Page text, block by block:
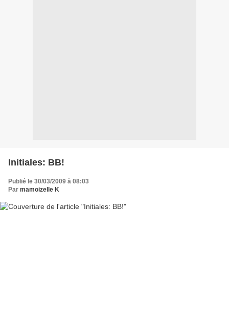
Initiales: BB!
Publié le 30/03/2009 à 08:03
Par mamoizelle K